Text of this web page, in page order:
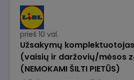
prieš 10 val.
Užsakymų
(vaisių ir daržovių/mėsos
(NEMOKAMI ŠILTI PIETŪS)